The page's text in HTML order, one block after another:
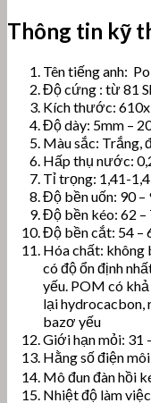
Thông tin kỹ
Tên tiếng anh:
Độ cứng : từ 81
Kích thước:
Độ dày: 5mm –
Màu sắc: Trắng,
Hấp thụ nước:
Tỉ trọng: 1,41-
Độ bền uốn: 90
Độ bền kéo: 62
Độ bền cắt: 54 –
Hóa chất: không
có độ ổn định
yếu. POM có
lại hydrocacbon,
bazơ yếu
Giới hạn mỏi: 31
Hằng số điện
Mô đun đàn hồi
Nhiệt độ làm